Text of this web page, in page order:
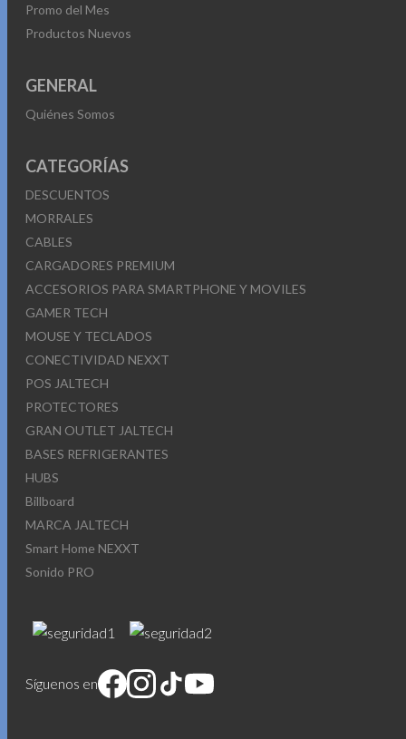
Promo del Mes
Productos Nuevos
GENERAL
Quiénes Somos
CATEGORÍAS
DESCUENTOS
MORRALES
CABLES
CARGADORES PREMIUM
ACCESORIOS PARA SMARTPHONE Y MOVILES
GAMER TECH
MOUSE Y TECLADOS
CONECTIVIDAD NEXXT
POS JALTECH
PROTECTORES
GRAN OUTLET JALTECH
BASES REFRIGERANTES
HUBS
Billboard
MARCA JALTECH
Smart Home NEXXT
Sonido PRO
Síguenos en